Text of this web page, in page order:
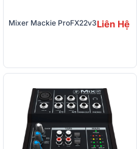
Mixer Mackie ProFX22v3Liên Hệ